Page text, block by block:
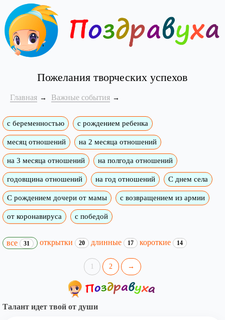
Пожелания творческих успехов
Главная Важные события
с беременностью с рождением ребенка
месяц отношений на 2 месяца отношений
на 3 месяца отношений на полгода отношений
годовщина отношений на год отношений С днем села
С рождением дочери от мамы с возвращением из армии
от коронавируса с победой
все 31 открытки 20 длинные 17 короткие 14
1 2 →
Талант идет твой от души